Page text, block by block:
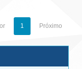
1 Próximo